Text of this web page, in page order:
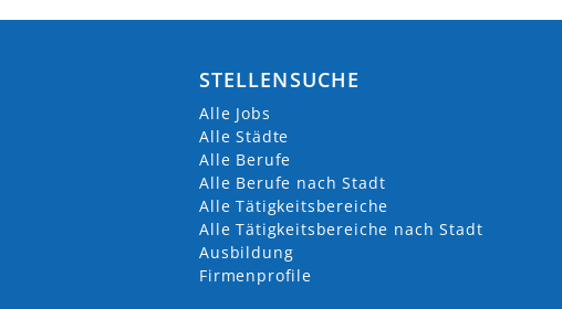
STELLENSUCHE
Alle Jobs
Alle Städte
Alle Berufe
Alle Berufe nach Stadt
Alle Tätigkeitsbereiche
Alle Tätigkeitsbereiche nach Stadt
Ausbildung
Firmenprofile